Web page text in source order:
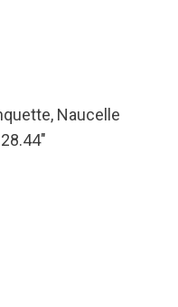
Naucelle